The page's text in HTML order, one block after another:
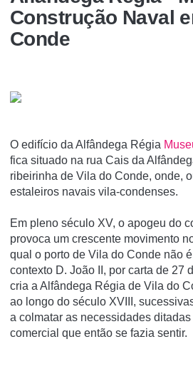
Construção Naval
Conde
O edifício da Alfândega Régia
fica situado na rua Cais da
ribeirinha de Vila do Conde, onde,
estaleiros navais vila-condenses.
Em pleno século XV, o apogeu do
provoca um crescente movimento
qual o porto de Vila do Conde não
contexto D. João II, por carta de 27
cria a Alfândega Régia de Vila do
ao longo do século XVIII,
a colmatar as necessidades
comercial que então se fazia sentir.